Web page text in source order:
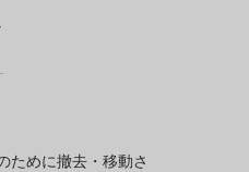
ために撤去・移動さ